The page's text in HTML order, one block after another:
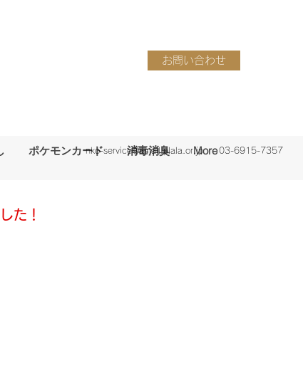
お問い合わせ
ポケモンカード 消毒消臭 More
nko-service@amail.plala.or.jp 03-6915-7357
た！